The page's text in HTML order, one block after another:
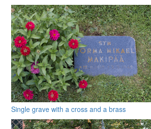
Single grave with a cross and a brass